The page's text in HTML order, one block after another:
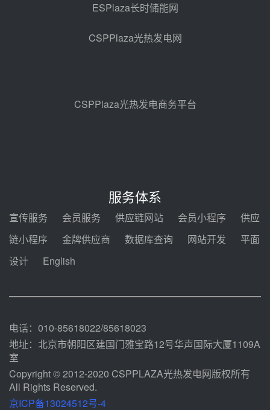
亚核阀业中标天山北麓100MW光
热发电工程EPC总承包项目熔盐截
止阀、熔盐三偏心蝶阀采购
08-05 17:15
包项目熔盐介质超声波流量计采购
08-05 17:09
电机组灵活性改造项目三元液态盐
采购合同
迪尔化工预中标华能西安热工院
2026-2029年熔盐介质框架协议
100MW光热项目机组调试及性能
ESPlaza长时储能网
CSPPlaza光热发电网
CSPPlaza光热发电商务平台
服务体系
宣传服务 会员服务 供应链网站 会员小程序
供应
链小程序
金牌供应商 数据库查询 网站开发
平面
设计
English
电话：010-85618022/85618023
地址：北京市朝阳区建国门雅宝路12号华声国际大厦1109A
室
Copyright © 2012-2020 CSPPLAZA光热发电网版权所有
All Rights Reserved.
京ICP备13024512号-4